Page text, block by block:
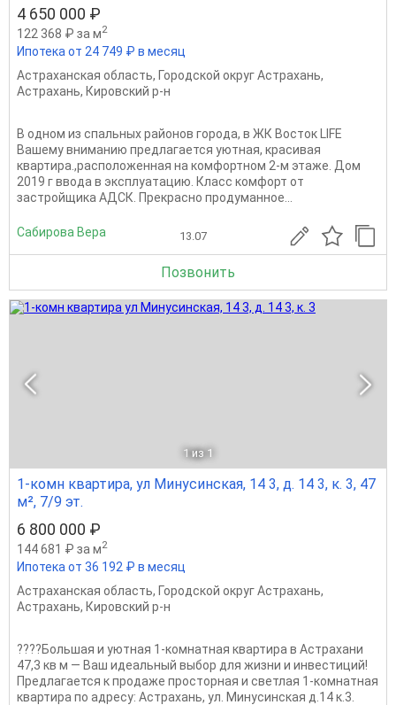
4 650 000 ₽
122 368 ₽ за м2
Ипотека от 24 749 ₽ в месяц
Астраханская область, Городской округ Астрахань,
Астрахань, Кировский р-н
В одном из спальных районов города, в ЖК Восток LIFE
Вашему вниманию предлагается уютная, красивая
квартира.,расположенная на комфортном 2-м этаже. Дом
2019 г ввода в эксплуатацию. Класс комфорт от
застройщика АДСК. Прекрасно продуманное...
Сабирова Вера 13.07
Позвонить
1 из 1
1-комн квартира, ул Минусинская, 14 3, д. 14 3, к. 3, 47
м², 7/9 эт.
6 800 000 ₽
144 681 ₽ за м2
Ипотека от 36 192 ₽ в месяц
Астраханская область, Городской округ Астрахань,
Астрахань, Кировский р-н
????Большая и уютная 1-комнатная квартира в Астрахани
47,3 кв м — Ваш идеальный выбор для жизни и инвестиций!
Предлагается к продаже просторная и светлая 1-комнатная
квартира по адресу: Астрахань, ул. Минусинская д.14 к.3.